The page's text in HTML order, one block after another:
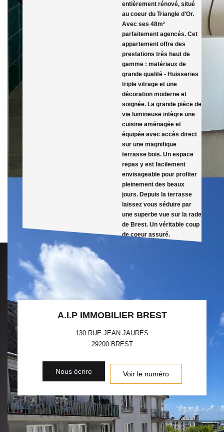
entièrement rénové, situé
au coeur du Triangle d'Or.
Avec ses 48m²
parfaitement agencés. Cet
appartement offre des
prestations très haut de
gamme : matériaux de
grande qualité - Huisseries
triple vitrage et une
décoration moderne et
soignée. La grande pièce de
vie lumineuse intègre une
cuisine aménagée et
équipée avec accès direct
sur une magnifique
terrasse bois. Un espace
repas y est facilement
envisageable pour profiter
pleinement des beaux
jours. Depuis la terrasse
laissez vous séduire par
une superbe vue sur la rade
de Brest. Un véritable coup
de coeur assuré.
A.I.P IMMOBILIER BREST
130 RUE JEAN JAURES
29200 BREST
Nous écrire Voir le numéro